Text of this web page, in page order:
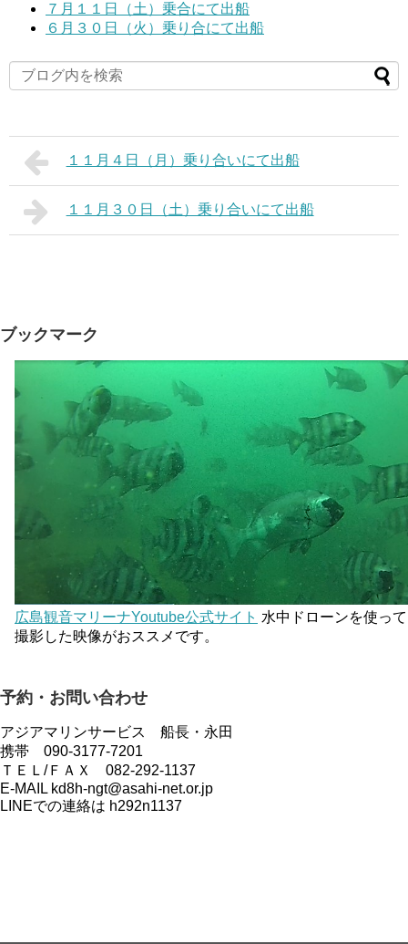
７月１１日（土）乗合にて出船
６月３０日（火）乗り合にて出船
１１月４日（月）乗り合いにて出船
１１月３０日（土）乗り合いにて出船
ブックマーク
広島観音マリーナYoutube公式サイト 水中ドローンを使って
撮影した映像がおススメです。
予約・お問い合わせ
アジアマリンサービス 船長・永田
携帯 090-3177-7201
ＴＥＬ/ＦＡＸ 082-292-1137
E-MAIL kd8h-ngt@asahi-net.or.jp
LINEでの連絡は h292n1137